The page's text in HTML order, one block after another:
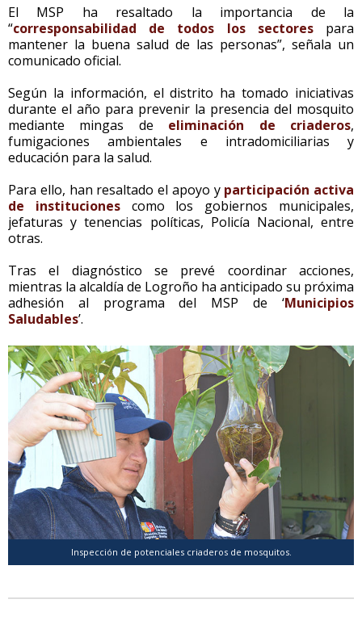
El MSP ha resaltado la importancia de la
“corresponsabilidad de todos los sectorespara
mantener la buena salud de las personas”, señala un
comunicado oficial.
Según la información, el distrito ha tomado iniciativas
durante el año para prevenir la presencia del mosquito
mediante mingas de eliminación de criaderos,
fumigaciones ambientales e intradomiciliarias y
educación para la salud.
Para ello, han resaltado el apoyo y participación activa
de instituciones como los gobiernos municipales,
jefaturas y tenencias políticas, Policía Nacional, entre
otras.
Tras el diagnóstico se prevé coordinar acciones,
mientras la alcaldía de Logroño ha anticipado su próxima
adhesión al programa del MSP de ‘Municipios
Saludables’.
Inspección de potenciales criaderos de mosquitos.